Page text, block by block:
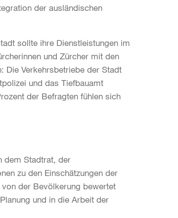
der ausländischen
sollte ihre Dienstleistungen im
und Zürcher mit den
Die Verkehrsbetriebe der Stadt
und das Tiefbauamt
der Befragten fühlen sich
dem Stadtrat, der
zu den Einschätzungen der
der Bevölkerung bewertet
und in die Arbeit der